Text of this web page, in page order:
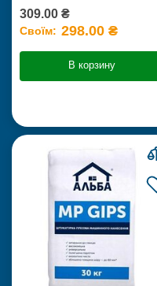
309.00 ₴
Своїм: 298.00 ₴
В корзину